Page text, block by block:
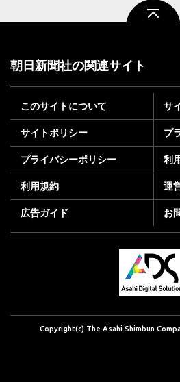
朝日新聞社の関連サイト
このサイトについて サ
サイトポリシー プ
プライバシーポリシー 利
利用規約 運
広告ガイド お
Copyright(c) The Asahi Shimbun